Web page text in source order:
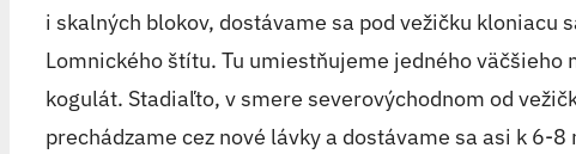
i skalných blokov, dostávame sa pod vežičku kloniacu
Lomnického štítu. Tu umiestňujeme jedného väčšieho
kogulát. Stadiaľto, v smere severovýchodnom od
prechádzame cez nové lávky a dostávame sa asi k 6-